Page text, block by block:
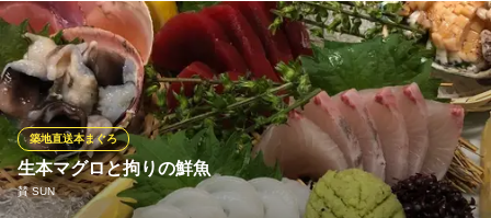
素材本来の味わいを大切にしながら、私たちならではの豪華な盛
り付けで最高の一皿をお届けします。 豊かな食材の宝庫、北海道
をまるごとお楽しみください。
北の味紀行と地酒 北海道 大宮西口店
北の味紀行と地酒北海道
ＪＲ大宮駅 徒歩2分
埼玉県さいたま市大宮区桜木町1-5-7 ホームリィ5ビル6F
生本マグロと拘りの鮮魚
賛 SUN
築地直送本まぐろ